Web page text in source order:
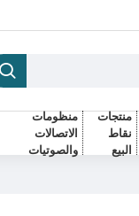
منتجات
نقاط
البيع
منظومات
الاتصالات
والصوتيات